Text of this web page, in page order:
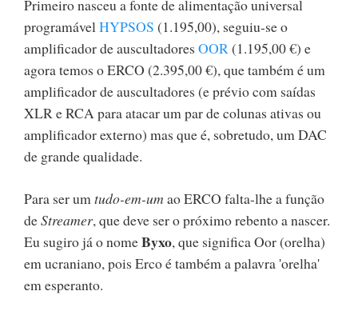
Primeiro nasceu a fonte de alimentação universal
programávelHYPSOS (1.195,00), seguiu-se o
amplificador de auscultadores OOR(1.195,00 €) e
agora temos o ERCO (2.395,00 €), que também é um
amplificador de auscultadores (e prévio com saídas
XLR e RCA para atacar um par de colunas ativas ou
amplificador externo) mas que é, sobretudo, um DAC
de grande qualidade.
Para ser um tudo-em-um ao ERCO falta-lhe a função
deStreamer, que deve ser o próximo rebento a nascer.
Eu sugiro já o nomeByxo, que significa Oor (orelha)
em ucraniano, pois Erco é também a palavra 'orelha'
em esperanto.